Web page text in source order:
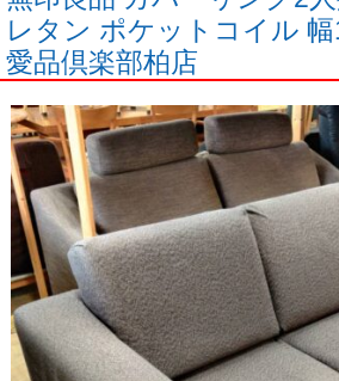
レタン ポケットコイル 幅
愛品倶楽部柏店